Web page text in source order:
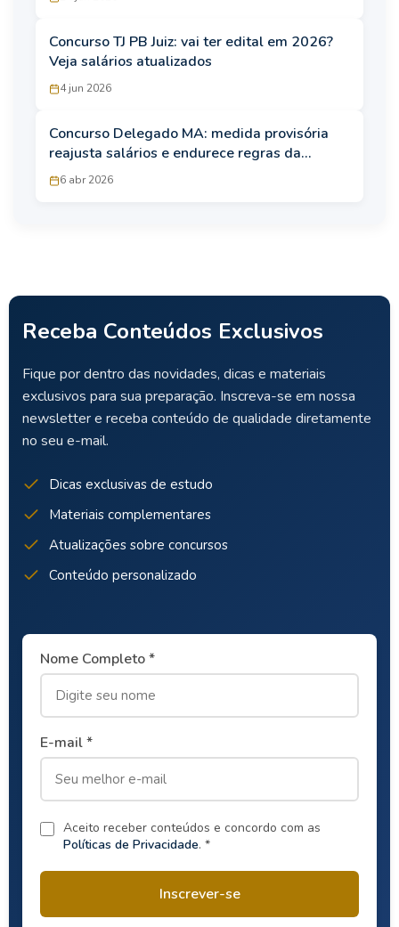
Concurso TJ PB Juiz: vai ter edital em 2026?
Veja salários atualizados
4 jun 2026
Concurso Delegado MA: medida provisória
reajusta salários e endurece regras da
carreira
6 abr 2026
Receba Conteúdos Exclusivos
Fique por dentro das novidades, dicas e materiais
exclusivos para sua preparação. Inscreva-se em nossa
newsletter e receba conteúdo de qualidade diretamente
no seu e-mail.
Dicas exclusivas de estudo
Materiais complementares
Atualizações sobre concursos
Conteúdo personalizado
Nome Completo *
E-mail *
Aceito receber conteúdos e concordo com as
Políticas de Privacidade. *
Inscrever-se